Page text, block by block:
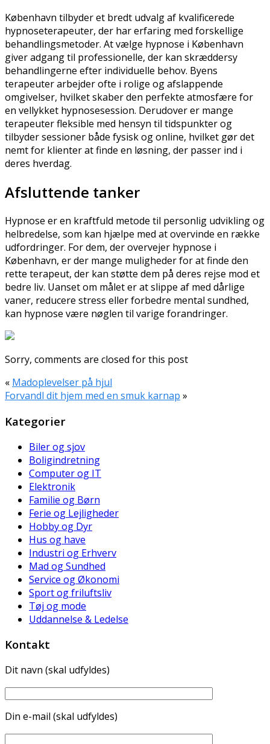
København tilbyder et bredt udvalg af kvalificerede
hypnoseterapeuter, der har erfaring med forskellige
behandlingsmetoder. At vælge hypnose i København
giver adgang til professionelle, der kan skræddersy
behandlingerne efter individuelle behov. Byens
terapeuter arbejder ofte i rolige og afslappende
omgivelser, hvilket skaber den perfekte atmosfære for
en vellykket hypnosesession. Derudover er mange
terapeuter fleksible med hensyn til tidspunkter og
tilbyder sessioner både fysisk og online, hvilket gør det
nemt for klienter at finde en løsning, der passer ind i
deres hverdag.
Afsluttende tanker
Hypnose er en kraftfuld metode til personlig udvikling og
helbredelse, som kan hjælpe med at overvinde en række
udfordringer. For dem, der overvejer hypnose i
København, er der mange muligheder for at finde den
rette terapeut, der kan støtte dem på deres rejse mod et
bedre liv. Uanset om målet er at slippe af med dårlige
vaner, reducere stress eller forbedre mental sundhed,
kan hypnose være nøglen til varige forandringer.
Sorry, comments are closed for this post
« Madoplevelser på hjul
Forvandl dit hjem med en smuk karnap »
Kategorier
Biler og sjov
Boligindretning
Computer og IT
Elektronik
Familie og Børn
Ferie og Lejligheder
Hobby og Dyr
Hus og have
Industri og Erhverv
Mad og Sundhed
Service og Økonomi
Sport og friluftsliv
Tøj og mode
Uddannelse & Ledelse
Kontakt
Dit navn (skal udfyldes)
Din e-mail (skal udfyldes)